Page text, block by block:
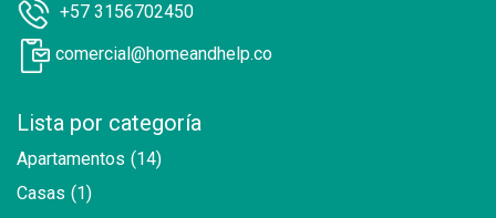
+57 3156702450
comercial@homeandhelp.co
Lista por categoría
Apartamentos (14)
Casas (1)